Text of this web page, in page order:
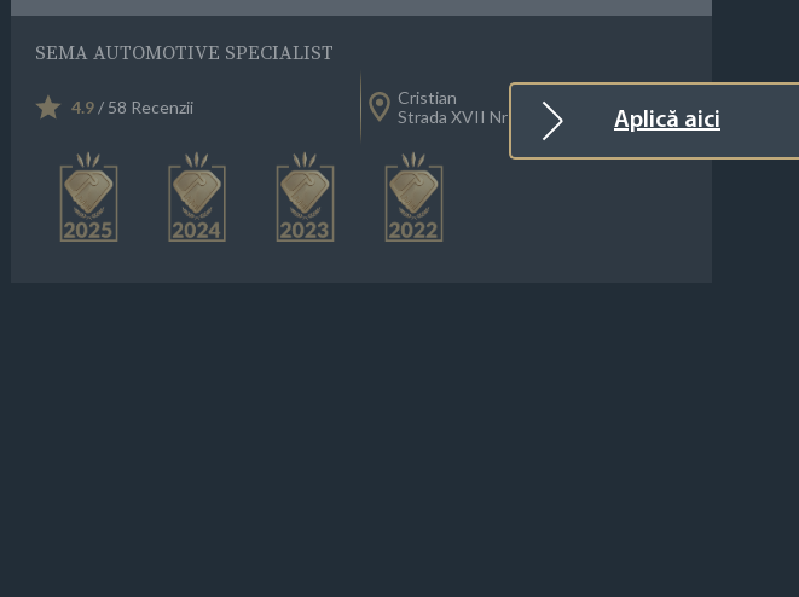
Aplică aici
SEMA AUTOMOTIVE SPECIALIST
4.9/ 58 Recenzii
Cristian
Strada XVII Nr 50